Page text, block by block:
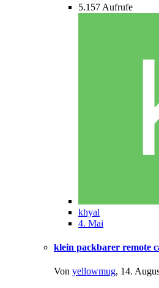
5.157 Aufrufe
khyal
4. Mai
klein packbarer remote
Von yellowmug, 14.